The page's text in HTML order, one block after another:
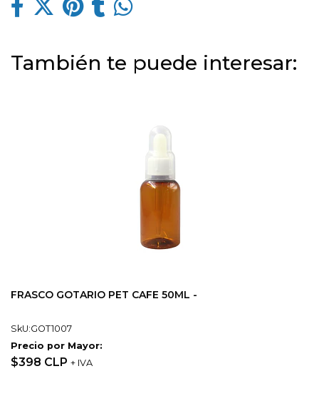
También te puede interesar:
FRASCO GOTARIO PET CAFE 50ML -
SkU:GOT1007
Precio por Mayor:
$398 CLP + IVA